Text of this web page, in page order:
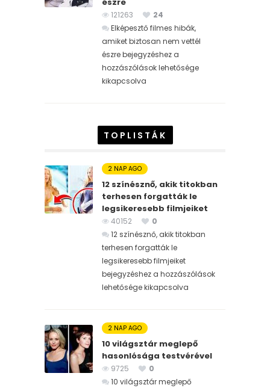
121263
24
Elképesztő filmes hibák,
amiket biztosan nem vettél
észre bejegyzéshez a
hozzászólások lehetősége
kikapcsolva
TOPLISTÁK
2 NAP AGO
12 színésznő, akik titokban
terhesen forgatták le
legsikeresebb filmjeiket
40152
0
12 színésznő, akik titokban
terhesen forgatták le
legsikeresebb filmjeiket
bejegyzéshez a hozzászólások
lehetősége kikapcsolva
2 NAP AGO
10 világsztár meglepő
hasonlósága testvérével
9725
0
10 világsztár meglepő